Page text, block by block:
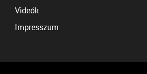
Videók
Impresszum